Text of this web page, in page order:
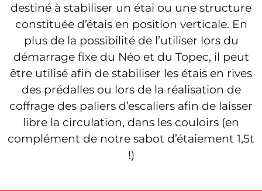
destiné à stabiliser un étai ou une structure
constituée d’étais en position verticale. En
plus de la possibilité de l’utiliser lors du
démarrage fixe du Néo et du Topec, il peut
être utilisé afin de stabiliser les étais en rives
des prédalles ou lors de la réalisation de
coffrage des paliers d’escaliers afin de laisser
libre la circulation, dans les couloirs (en
complément de notre sabot d’étaiement 1,5t
!)